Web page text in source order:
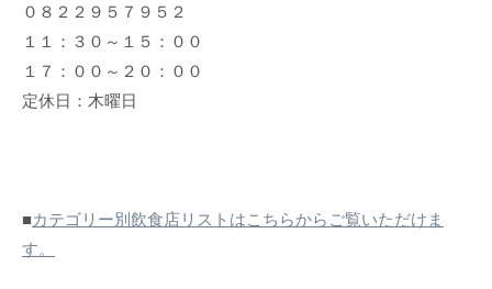
０８２２９５７９５２
１１：３０～１５：００
１７：００～２０：００
定休日：木曜日
■カテゴリー別飲食店リストはこちらからご覧いただけま
す。